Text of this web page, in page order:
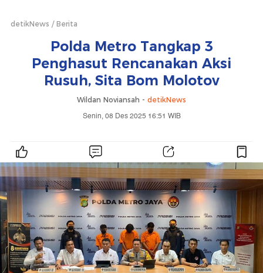
detikNews Berita
Polda Metro Tangkap 3
Penghasut Rencanakan Aksi
Rusuh, Sita Bom Molotov
Wildan Noviansah - detikNews
Senin, 08 Des 2025 16:51 WIB